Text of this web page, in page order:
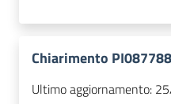
Chiarimento
Ultimo aggiornamento: